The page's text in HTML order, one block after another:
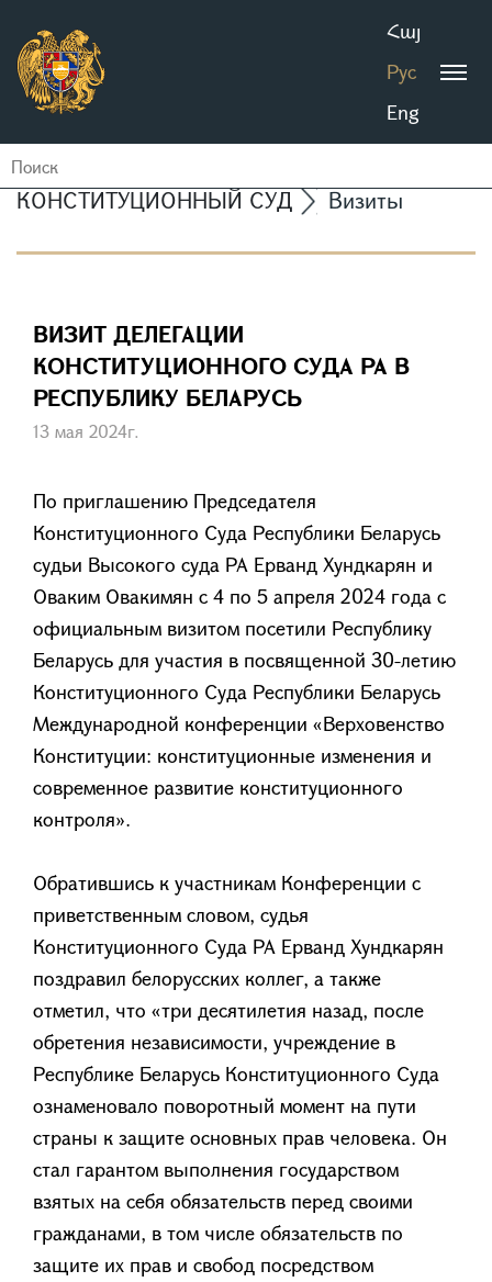
Հայ
Рус
Eng
КОНСТИТУЦИОННЫЙ СУД Визиты
ВИЗИТ ДЕЛЕГАЦИИ
КОНСТИТУЦИОННОГО СУДА РА В
РЕСПУБЛИКУ БЕЛАРУСЬ
13 мая 2024г.
По приглашению Председателя
Конституционного Суда Республики Беларусь
судьи Высокого суда РА Ерванд Хундкарян и
Оваким Овакимян с 4 по 5 апреля 2024 года с
официальным визитом посетили Республику
Беларусь для участия в посвященной 30-летию
Конституционного Суда Республики Беларусь
Международной конференции «Верховенство
Конституции: конституционные изменения и
современное развитие конституционного
контроля».
Обратившись к участникам Конференции с
приветственным словом, судья
Конституционного Суда РА Ерванд Хундкарян
поздравил белорусских коллег, а также
отметил, что «три десятилетия назад, после
обретения независимости, учреждение в
Республике Беларусь Конституционного Суда
ознаменовало поворотный момент на пути
страны к защите основных прав человека. Он
стал гарантом выполнения государством
взятых на себя обязательств перед своими
гражданами, в том числе обязательств по
защите их прав и свобод посредством